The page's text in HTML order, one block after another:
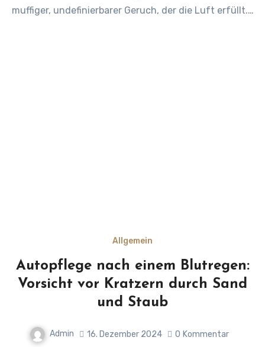
muffiger, undefinierbarer Geruch, der die Luft erfüllt.…
Allgemein
Autopflege nach einem Blutregen:
Vorsicht vor Kratzern durch Sand
und Staub
Admin 16. Dezember 2024 0 Kommentar